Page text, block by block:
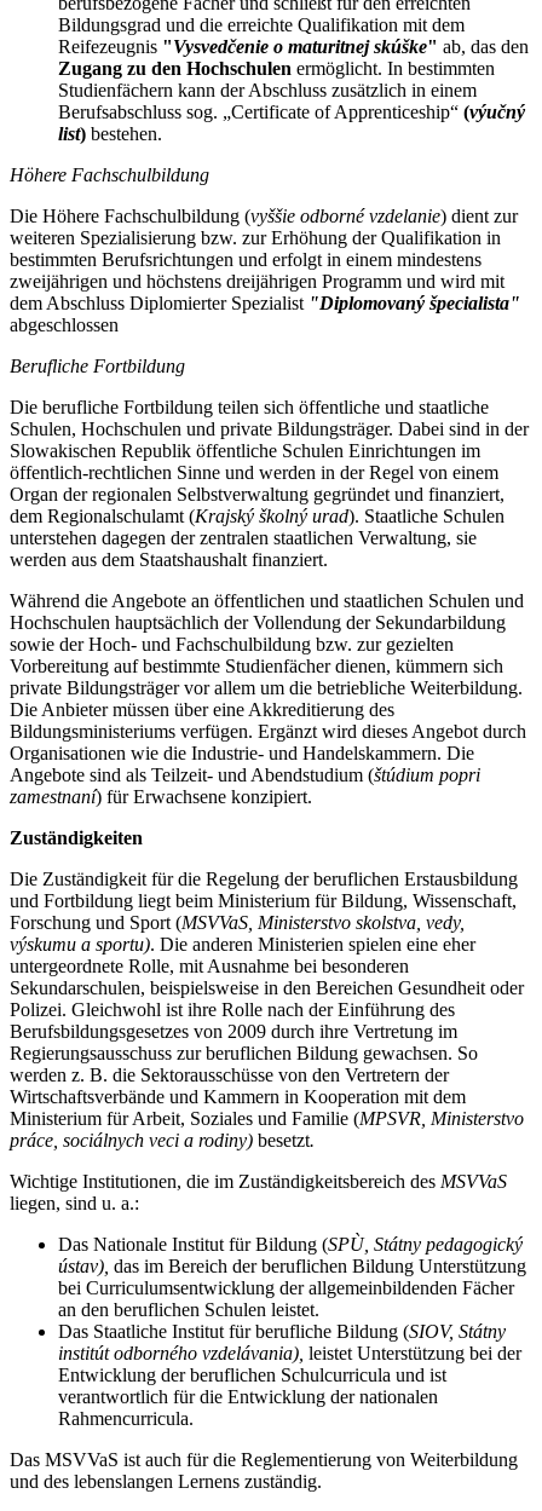
Bildungsgrad und die erreichte Qualifikation mit dem
Reifezeugnis "Vysvedčenie o maturitnej skúške" ab, das den
Zugang zu den Hochschulen ermöglicht. In bestimmten
Studienfächern kann der Abschluss zusätzlich in einem
Berufsabschluss sog. „Certificate of Apprenticeship“ (výučný
list) bestehen.
Höhere Fachschulbildung
Die Höhere Fachschulbildung (vyššie odborné vzdelanie) dient zur
weiteren Spezialisierung bzw. zur Erhöhung der Qualifikation in
bestimmten Berufsrichtungen und erfolgt in einem mindestens
zweijährigen und höchstens dreijährigen Programm und wird mit
dem Abschluss Diplomierter Spezialist "Diplomovaný špecialista"
abgeschlossen
Berufliche Fortbildung
Die berufliche Fortbildung teilen sich öffentliche und staatliche
Schulen, Hochschulen und private Bildungsträger. Dabei sind in der
Slowakischen Republik öffentliche Schulen Einrichtungen im
öffentlich-rechtlichen Sinne und werden in der Regel von einem
Organ der regionalen Selbstverwaltung gegründet und finanziert,
dem Regionalschulamt (Krajský školný urad). Staatliche Schulen
unterstehen dagegen der zentralen staatlichen Verwaltung, sie
werden aus dem Staatshaushalt finanziert.
Während die Angebote an öffentlichen und staatlichen Schulen und
Hochschulen hauptsächlich der Vollendung der Sekundarbildung
sowie der Hoch- und Fachschulbildung bzw. zur gezielten
Vorbereitung auf bestimmte Studienfächer dienen, kümmern sich
private Bildungsträger vor allem um die betriebliche Weiterbildung.
Die Anbieter müssen über eine Akkreditierung des
Bildungsministeriums verfügen. Ergänzt wird dieses Angebot durch
Organisationen wie die Industrie- und Handelskammern. Die
Angebote sind als Teilzeit- und Abendstudium (štúdium popri
zamestnaní) für Erwachsene konzipiert.
Zuständigkeiten
Die Zuständigkeit für die Regelung der beruflichen Erstausbildung
und Fortbildung liegt beim Ministerium für Bildung, Wissenschaft,
Forschung und Sport (MSVVaS, Ministerstvo skolstva, vedy,
výskumu a sportu). Die anderen Ministerien spielen eine eher
untergeordnete Rolle, mit Ausnahme bei besonderen
Sekundarschulen, beispielsweise in den Bereichen Gesundheit oder
Polizei. Gleichwohl ist ihre Rolle nach der Einführung des
Berufsbildungsgesetzes von 2009 durch ihre Vertretung im
Regierungsausschuss zur beruflichen Bildung gewachsen. So
werden z. B. die Sektorausschüsse von den Vertretern der
Wirtschaftsverbände und Kammern in Kooperation mit dem
Ministerium für Arbeit, Soziales und Familie (MPSVR, Ministerstvo
práce, sociálnych veci a rodiny) besetzt.
Wichtige Institutionen, die im Zuständigkeitsbereich des MSVVaS
liegen, sind u. a.:
Das Nationale Institut für Bildung (SPÙ, Státny pedagogický
ústav), das im Bereich der beruflichen Bildung Unterstützung
bei Curriculumsentwicklung der allgemeinbildenden Fächer
an den beruflichen Schulen leistet.
Das Staatliche Institut für berufliche Bildung (SIOV, Státny
institút odborného vzdelávania), leistet Unterstützung bei der
Entwicklung der beruflichen Schulcurricula und ist
verantwortlich für die Entwicklung der nationalen
Rahmencurricula.
Das MSVVaS ist auch für die Reglementierung von Weiterbildung
und des lebenslangen Lernens zuständig.